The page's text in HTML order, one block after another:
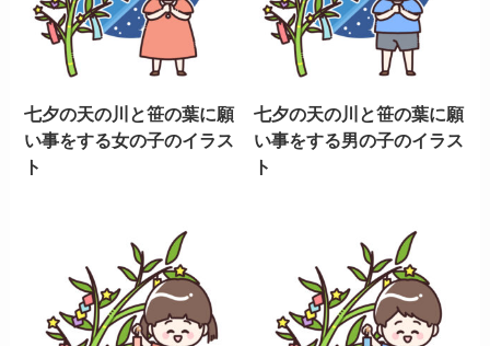
七夕の天の川と笹の葉に願
い事をする女の子のイラス
ト
七夕の天の川と笹の葉に願
い事をする男の子のイラス
ト